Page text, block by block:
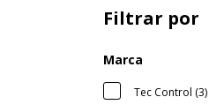
Filtrar por
Marca
Tec Control (3)